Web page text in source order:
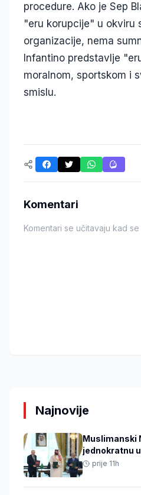
procedure. Ako je Sep
"eru korupcije" u okviru
organizacije, nema
Infantino predstavlje
moralnom, sportskom i
smislu.
Komentari
Komentari se učitavaju kad
Najnovije
Muslimanski
jednokratnu
prije 11h